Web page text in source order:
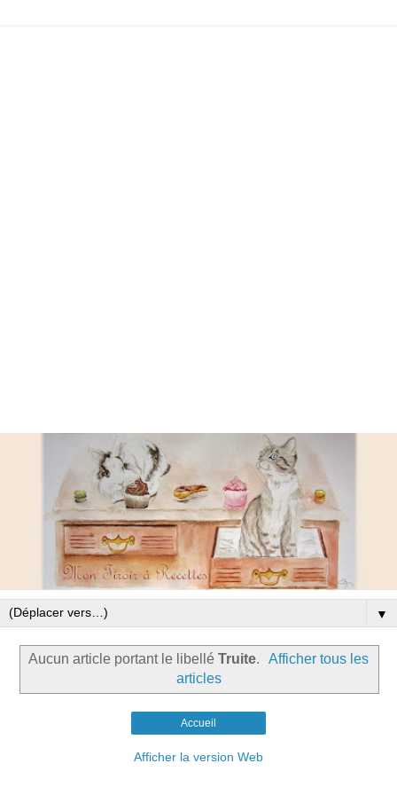
▼
Aucun article portant le libellé Truite.
Afficher tous les
articles
Accueil
Afficher la version Web